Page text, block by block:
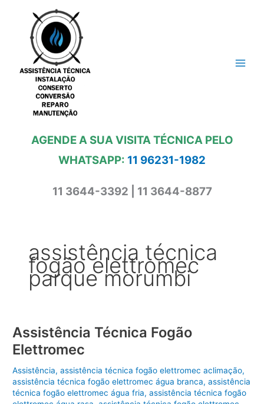
conteúdo
AGENDE A SUA VISITA TÉCNICA PELO
WHATSAPP: 11 96231-1982
11 3644-3392 | 11 3644-8877
assistência técnica
fogão elettromec
parque morumbi
Assistência Técnica Fogão
Elettromec
Assistência,assistência técnica fogão elettromec aclimação,
assistência técnica fogão elettromec água branca,assistência
técnica fogão elettromec água fria,assistência técnica fogão